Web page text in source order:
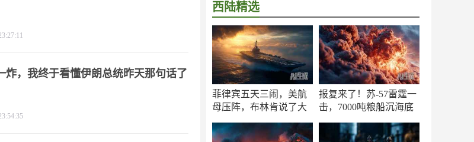
西陆精选
菲律宾五天三闹，美航
母压阵，布林肯说了大
报复来了！苏-57雷霆一
击，7000吨粮船沉海底
炸，我终于看懂伊朗总统昨天那句话了